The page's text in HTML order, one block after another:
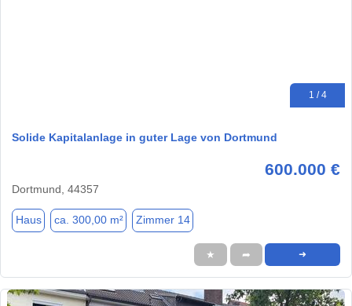
1 / 4
Solide Kapitalanlage in guter Lage von Dortmund
600.000 €
Dortmund, 44357
Haus ca. 300,00 m² Zimmer 14
★ ➦ ➜